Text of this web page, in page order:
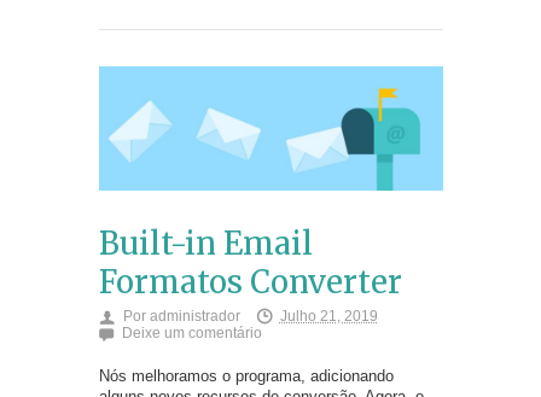
Built-in Email
Formatos Converter
Por administrador
Julho 21, 2019
Deixe um comentário
Nós melhoramos o programa, adicionando